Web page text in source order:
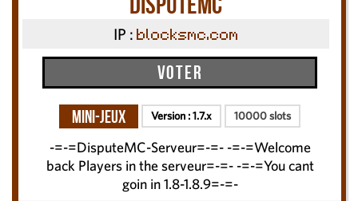
IP : blocksmc.com
Voter
Mini-Jeux Version :1.7.x 10000 slots
-=-=DisputeMC-Serveur=-=- -=-=Welcome
back Players in the serveur=-=- -=-=You cant
goin in 1.8-1.8.9=-=-